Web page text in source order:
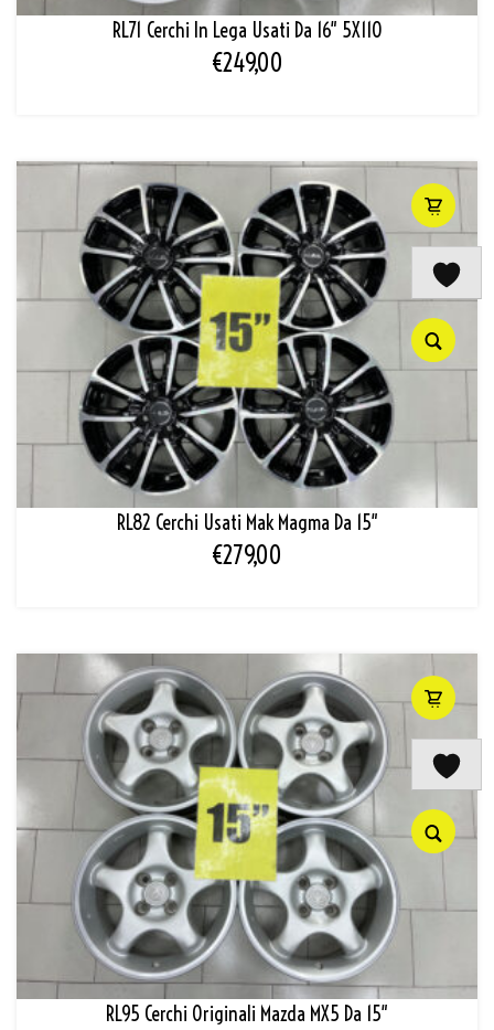
RL71 Cerchi In Lega Usati Da 16″ 5X110
€249,00
RL82 Cerchi Usati Mak Magma Da 15″
€279,00
RL95 Cerchi Originali Mazda MX5 Da 15″